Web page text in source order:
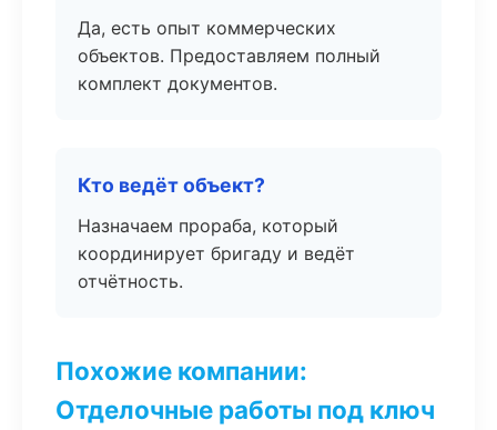
Да, есть опыт коммерческих
объектов. Предоставляем полный
комплект документов.
Кто ведёт объект?
Назначаем прораба, который
координирует бригаду и ведёт
отчётность.
Похожие компании:
Отделочные работы под ключ